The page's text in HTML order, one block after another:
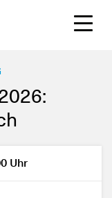
Uhr